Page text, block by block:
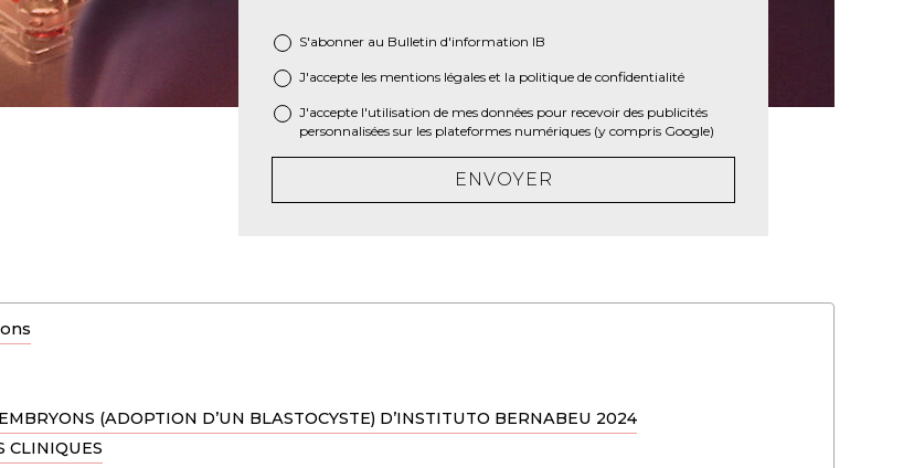
S'abonner au Bulletin d'information IB
* J'accepte les mentions légales et la politique de confidentialité
J'accepte l'utilisation de mes données pour recevoir des publicités
personnalisées sur les plateformes numériques (y compris Google)
ENVOYER
(ADOPTION D’UN BLASTOCYSTE) D’INSTITUTO BERNABEU 2024
CLINIQUES